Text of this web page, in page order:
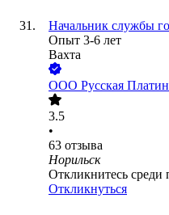
Начальник службы
Опыт 3-6 лет
Вахта
ООО Русская
3.5
•
63 отзыва
Норильск
Откликнитесь среди
Откликнуться